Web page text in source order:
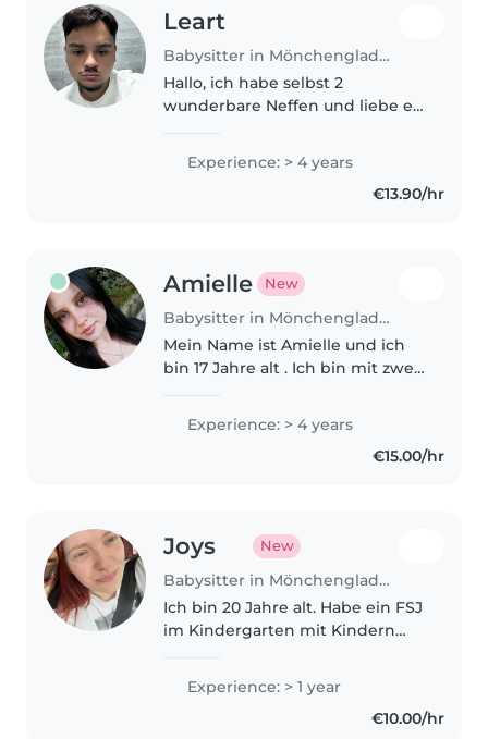
Leart
Babysitter in Mönchengladbach
Hallo, ich habe selbst 2
wunderbare Neffen und liebe es
bin sehr nett und geduldig und
mag es sehr, mich mit kleinen
Kindern zu befassen, da ich
Experience: > 4 years
€13.90/hr
Amielle New
Babysitter in Mönchengladbach
Mein Name ist Amielle und ich
bin 17 Jahre alt . Ich bin mit zwei
aufgewachsen und habe mich,
seit sie ein Baby sind, um sie
Experience: > 4 years
€15.00/hr
Joys New
Babysitter in Mönchengladbach
Ich bin 20 Jahre alt. Habe ein FSJ
im Kindergarten mit Kindern
Jahr in der Kindertagesstätte
Experience: > 1 year
€10.00/hr